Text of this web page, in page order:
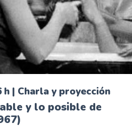
h | Charla y proyección
y lo posible de